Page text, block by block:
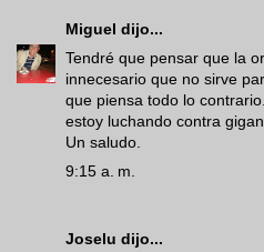
Miguel dijo...
Tendré que pensar que la
innecesario que no sirve
que piensa todo lo
estoy luchando contra
Un saludo.
9:15 a. m.
Joselu dijo...